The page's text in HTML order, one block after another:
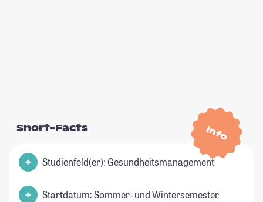
Info
Short-Facts
Studienfeld(er): Gesundheitsmanagement
Startdatum: Sommer- und Wintersemester